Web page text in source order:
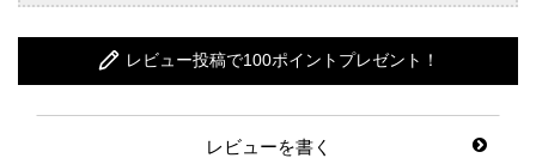
レビュー投稿で100ポイントプレゼント！
レビューを書く